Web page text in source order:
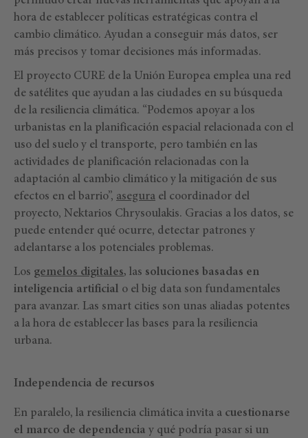
hora de establecer políticas estratégicas contra el
cambio climático. Ayudan a conseguir más datos, ser
más precisos y tomar decisiones más informadas.
El proyecto CURE de la Unión Europea emplea una red
de satélites que ayudan a las ciudades en su búsqueda
de la resiliencia climática. “Podemos apoyar a los
urbanistas en la planificación espacial relacionada con el
uso del suelo y el transporte, pero también en las
actividades de planificación relacionadas con la
adaptación al cambio climático y la mitigación de sus
efectos en el barrio”, asegura el coordinador del
proyecto, Nektarios Chrysoulakis. Gracias a los datos, se
puede entender qué ocurre, detectar patrones y
adelantarse a los potenciales problemas.
Los gemelos digitales, las soluciones basadas en
inteligencia artificial o el big data son fundamentales
para avanzar. Las smart cities son unas aliadas potentes
a la hora de establecer las bases para la resiliencia
urbana.
Independencia de recursos
En paralelo, la resiliencia climática invita a cuestionarse
el marco de dependencia y qué podría pasar si un